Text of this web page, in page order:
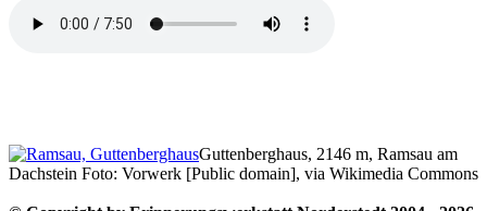
Guttenberghaus, 2146 m, Ramsau am
Dachstein Foto: Vorwerk [Public domain], via Wikimedia Commons